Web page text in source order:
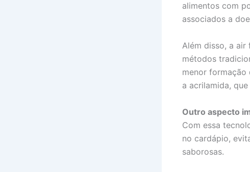
alimentos com
associados a
Além disso, a
métodos
menor formação
a acrilamida,
Outro aspecto
Com essa
no cardápio,
saborosas.